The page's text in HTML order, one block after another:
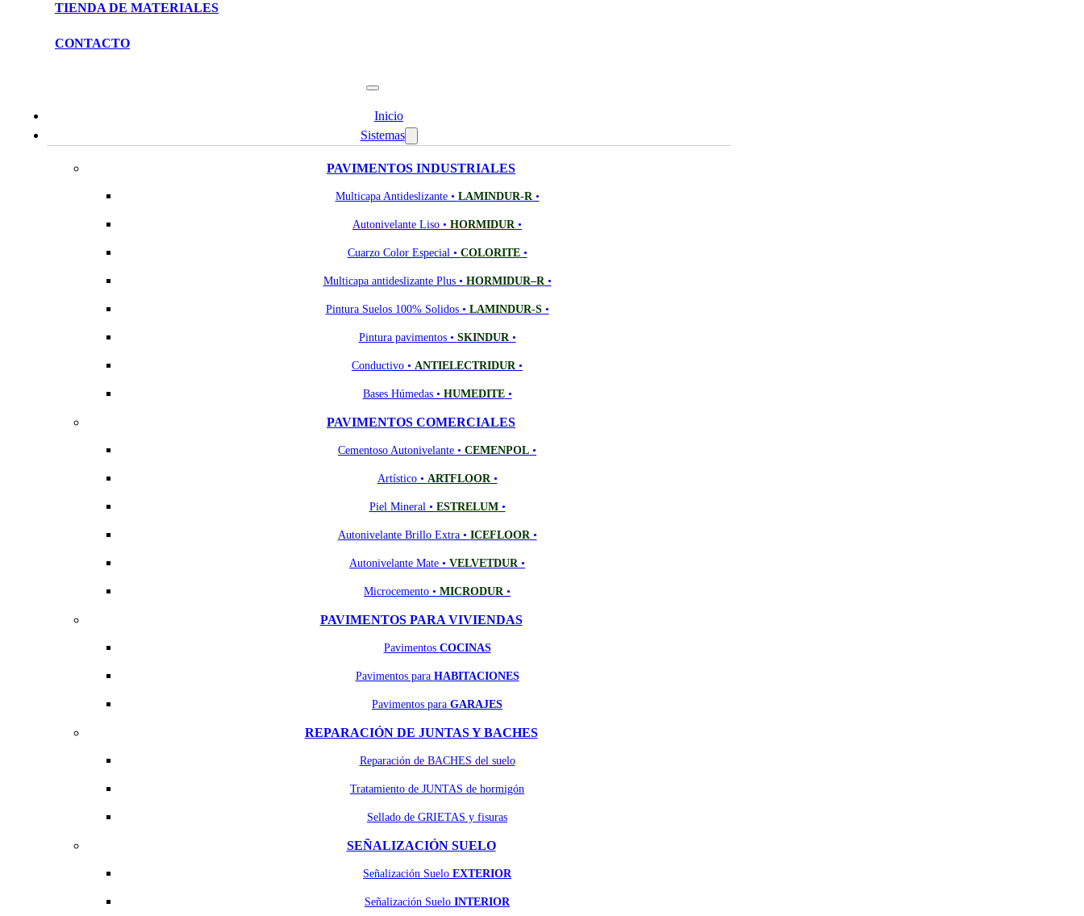
TIENDA DE MATERIALES
CONTACTO
Inicio
Sistemas
PAVIMENTOS INDUSTRIALES
Multicapa Antideslizante • LAMINDUR-R •
Autonivelante Liso • HORMIDUR •
Cuarzo Color Especial • COLORITE•
Multicapa antideslizante Plus • HORMIDUR–R •
Pintura Suelos 100% Solidos • LAMINDUR-S•
Pintura pavimentos • SKINDUR •
Conductivo • ANTIELECTRIDUR •
Bases Húmedas • HUMEDITE•
PAVIMENTOS COMERCIALES
Cementoso Autonivelante • CEMENPOL •
Artístico • ARTFLOOR •
Piel Mineral • ESTRELUM•
Autonivelante Brillo Extra • ICEFLOOR •
Autonivelante Mate • VELVETDUR •
Microcemento • MICRODUR •
PAVIMENTOS PARA VIVIENDAS
Pavimentos COCINAS
Pavimentos para HABITACIONES
Pavimentos para GARAJES
REPARACIÓN DE JUNTAS Y BACHES
Reparación de BACHES del suelo
Tratamiento de JUNTAS de hormigón
Sellado de GRIETAS y fisuras
SEÑALIZACIÓN SUELO
Señalización Suelo EXTERIOR
Señalización Suelo INTERIOR